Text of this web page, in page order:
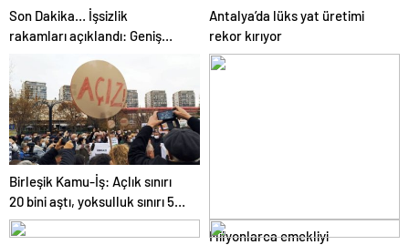
Son Dakika… İşsizlik
rakamları açıklandı: Geniş
tanımlı işsizlik yükseldi!
Antalya’da lüks yat üretimi
rekor kırıyor
Birleşik Kamu-İş: Açlık sınırı
20 bini aştı, yoksulluk sınırı 57
bine dayandı!
Milyonlarca emekliyi